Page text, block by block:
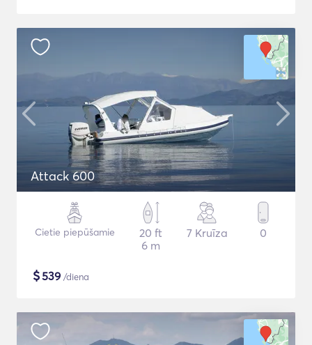
Attack 600
Cietie piepūšamie
20 ft
6 m
7 Kruīza 0
$539 /diena